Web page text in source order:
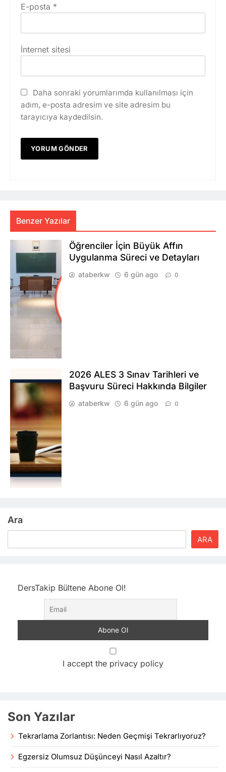
E-posta *
İnternet sitesi
Daha sonraki yorumlarımda kullanılması için
adım, e-posta adresim ve site adresim bu
tarayıcıya kaydedilsin.
Benzer Yazılar
Öğrenciler İçin Büyük Affın
Uygulanma Süreci ve Detayları
ataberkw 6 gün ago 0
2026 ALES 3 Sınav Tarihleri ve
Başvuru Süreci Hakkında Bilgiler
ataberkw 6 gün ago 0
Ara
ARA
DersTakip Bültene Abone Ol!
I accept the privacy policy
Son Yazılar
Tekrarlama Zorlantısı: Neden Geçmişi Tekrarlıyoruz?
Egzersiz Olumsuz Düşünceyi Nasıl Azaltır?